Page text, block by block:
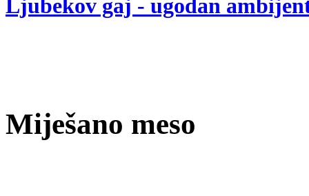
Ljubekov gaj - ugodan
Miješano meso